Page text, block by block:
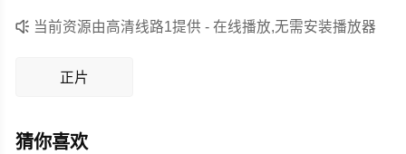
剧情紧凑，角色塑造鲜明，适合喜欢科幻类电影的观众观
 当前资源由高清线路1提供 - 在线播放,无需安装播放器
正片
猜你喜欢